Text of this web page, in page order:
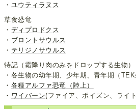
・ ユウティラヌス
草食恐竜
・ ディプロドクス
・ ブロントサウルス
・ テリジノサウルス
特記（霜降り肉のみをドロップする生物）
・各生物の幼年期、少年期、青年期（TEK
・ 各種アルファ恐竜（陸上）
・ ワイバーン(ファイア、ポイズン、ライ